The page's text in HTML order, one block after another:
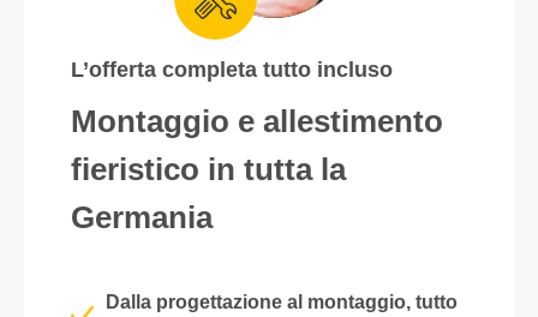
L’offerta completa tutto incluso
Montaggio e allestimento
fieristico in tutta la
Germania
Dalla progettazione al montaggio, tutto